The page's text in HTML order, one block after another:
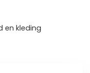
en kleding